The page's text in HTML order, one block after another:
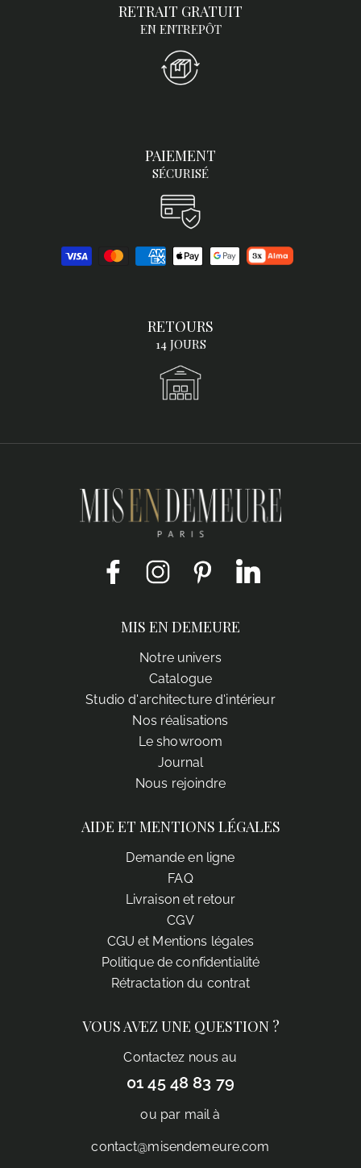
RETRAIT GRATUIT
EN ENTREPÔT
PAIEMENT
SÉCURISÉ
RETOURS
14 JOURS
Facebook Instagram Pinterest
MIS EN DEMEURE
Notre univers
Catalogue
Studio d'architecture d'intérieur
Nos réalisations
Le showroom
Journal
Nous rejoindre
AIDE ET MENTIONS LÉGALES
Demande en ligne
FAQ
Livraison et retour
CGV
CGU et Mentions légales
Politique de confidentialité
Rétractation du contrat
VOUS AVEZ UNE QUESTION ?
Contactez nous au
01 45 48 83 79
ou par mail à
contact@misendemeure.com